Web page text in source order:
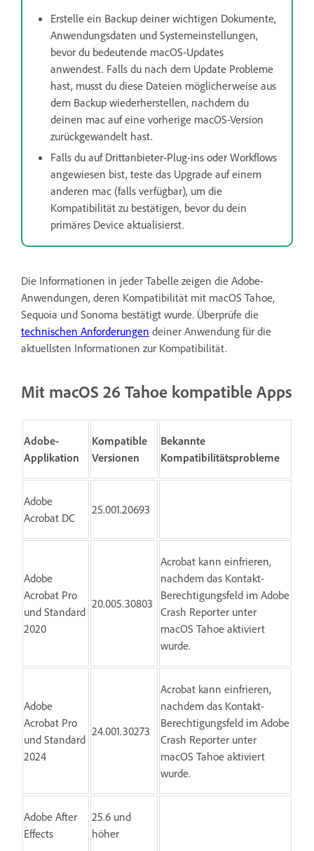
Erstelle ein Backup deiner wichtigen Dokumente,
Anwendungsdaten und Systemeinstellungen,
bevor du bedeutende macOS-Updates
anwendest. Falls du nach dem Update Probleme
hast, musst du diese Dateien möglicherweise aus
dem Backup wiederherstellen, nachdem du
deinen mac auf eine vorherige macOS-Version
zurückgewandelt hast.
Falls du auf Drittanbieter-Plug-ins oder Workflows
angewiesen bist, teste das Upgrade auf einem
anderen mac (falls verfügbar), um die
Kompatibilität zu bestätigen, bevor du dein
primäres Device aktualisierst.
Die Informationen in jeder Tabelle zeigen die Adobe-
Anwendungen, deren Kompatibilität mit macOS Tahoe,
Sequoia und Sonoma bestätigt wurde. Überprüfe die
technischen Anforderungen deiner Anwendung für die
aktuellsten Informationen zur Kompatibilität.
Mit macOS 26 Tahoe kompatible Apps
Adobe-
Applikation
Kompatible
Versionen
Bekannte
Kompatibilitätsprobleme
Adobe
Acrobat DC
25.001.20693
Adobe
Acrobat Pro
und Standard
2020
20.005.30803
Acrobat kann einfrieren,
nachdem das Kontakt-
Berechtigungsfeld im Adobe
Crash Reporter unter
macOS Tahoe aktiviert
wurde.
Adobe
Acrobat Pro
und Standard
2024
24.001.30273
Acrobat kann einfrieren,
nachdem das Kontakt-
Berechtigungsfeld im Adobe
Crash Reporter unter
macOS Tahoe aktiviert
wurde.
Adobe After
Effects
25.6 und
höher